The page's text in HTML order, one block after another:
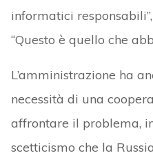
informatici
“Questo è quello che
L’amministrazione ha
necessità di una
affrontare il problema,
scetticismo che la